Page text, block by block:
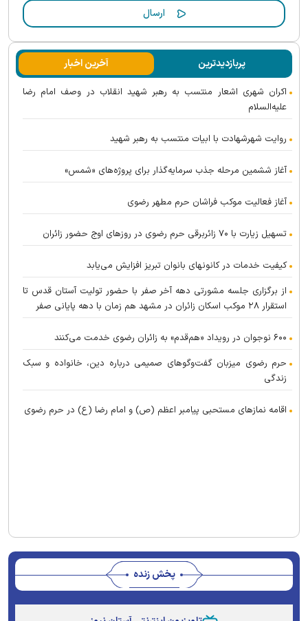
پربازدیدترین آخرین اخبار
اکران شهری اشعار منتسب به رهبر شهید انقلاب در وصف امام رضا
علیه‌السلام
روایت شهرشهادت با ابیات منتسب به رهبر شهید
آغاز ششمین مرحله جذب سرمایه‌گذار برای پروژه‌های «شمس»
آغاز فعالیت موکب فراشان حرم مطهر رضوی
تسهیل زیارت با ۷۰ زائربرقی حرم رضوی در روز‌های اوج حضور زائران
کیفیت خدمات در کانونهای بانوان تبریز افزایش می‌یابد
از برگزاری جلسه مشورتی دهه آخر صفر با حضور تولیت آستان قدس تا
استقرار ۲۸ موکب اسکان زائران در مشهد هم زمان با دهه پایانی صفر
۶۰۰ نوجوان در رویداد «هم‌قدم» به زائران رضوی خدمت می‌کنند
حرم رضوی میزبان گفت‌و‌گو‌های صمیمی درباره دین، خانواده و سبک
زندگی
اقامه نماز‌های مستحبی پیامبر اعظم (ص) و امام رضا (ع) در حرم رضوی
پخش زنده